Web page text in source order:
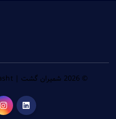
© 2026 شمیران گشت | Powered by Shemirangasht